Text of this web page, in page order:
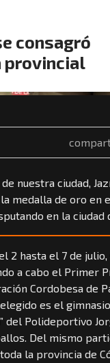
consagró
provincial
nuestra ciudad,
medalla de oro en
en la ciudad
2 hasta el 7 de julio,
a cabo el Primer
Cordobesa de
es el
del Polideportivo
Del mismo
la provincia de